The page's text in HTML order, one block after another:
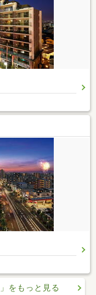
」をもっと見る